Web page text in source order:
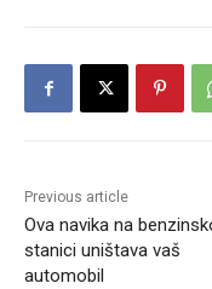
Previous article
Ova navika na
stanici uništava vaš
automobil